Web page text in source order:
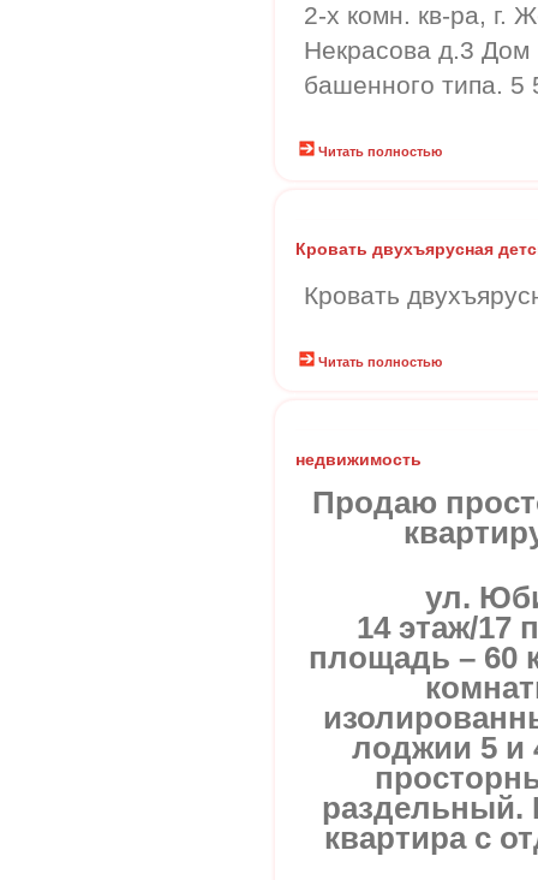
2-х комн. кв-ра, г.
Некрасова д.3 Дом
башенного типа. 5
Читать полностью
Кровать двухъярусная
Кровать
Читать полностью
недвижимость
Продаю
ул.
14 этаж/17
площадь – 60
лоджии 5 и
раздельный.
квартира с